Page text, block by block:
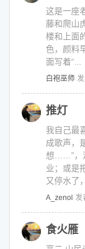
这是一座
藤和爬山
楼和上面
色，颜料
面写着“...
白袍巫师
推灯
我自己最
成歌声，
想……”，
业；或是
又停水了
A_zenol 发
食火雁